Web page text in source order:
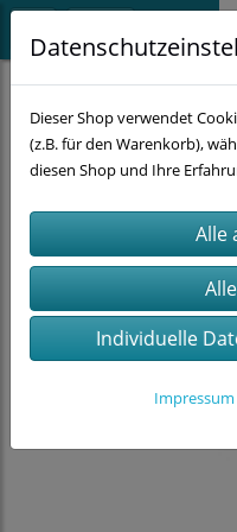
Küche Porzellan
Dieser Shop verwendet
(z.B. für den Warenkorb),
diesen Shop und Ihre
Individuelle
Impressum